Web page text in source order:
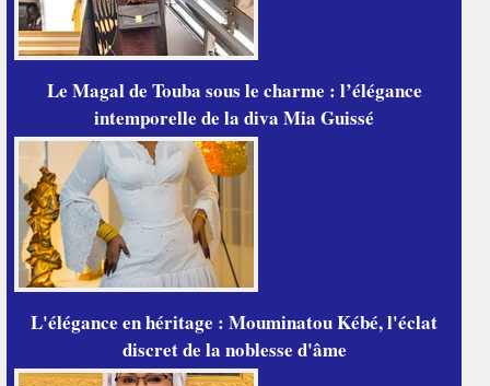
Le Magal de Touba sous le charme : l’élégance
intemporelle de la diva Mia Guissé
L'élégance en héritage : Mouminatou Kébé, l'éclat
discret de la noblesse d'âme